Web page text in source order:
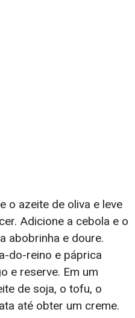
o azeite de oliva e leve
Adicione a cebola e o
abobrinha e doure.
do-reino e páprica
e reserve. Em um
de soja, o tofu, o
até obter um creme.